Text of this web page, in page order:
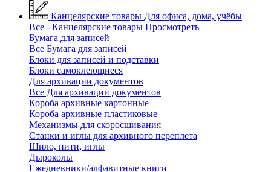
Канцелярские товары Для офиса, дома, учёбы
Все - Канцелярские товары Просмотреть
Бумага для записей
Все Бумага для записей
Блоки для записей и подставки
Блоки самоклеющиеся
Для архивации документов
Все Для архивации документов
Короба архивные картонные
Короба архивные пластиковые
Механизмы для скоросшивания
Станки и иглы для архивного переплета
Шило, нити, иглы
Дыроколы
Ежедневники/алфавитные книги